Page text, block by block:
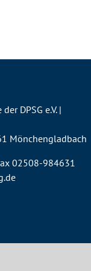
DPSG e.V. |
Mönchengladbach
02508-984631